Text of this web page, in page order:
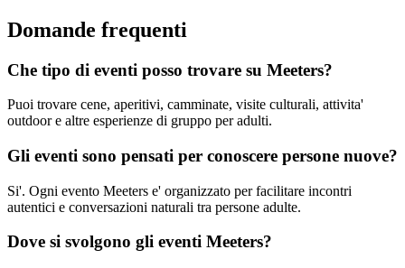
Domande frequenti
Che tipo di eventi posso trovare su Meeters?
Puoi trovare cene, aperitivi, camminate, visite culturali, attivita'
outdoor e altre esperienze di gruppo per adulti.
Gli eventi sono pensati per conoscere persone nuove?
Si'. Ogni evento Meeters e' organizzato per facilitare incontri
autentici e conversazioni naturali tra persone adulte.
Dove si svolgono gli eventi Meeters?